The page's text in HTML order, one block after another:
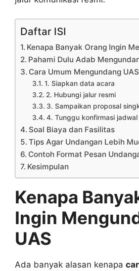
Daftar ISI
Kenapa Banyak Orang Ingin
Pahami Dulu Adab
Cara Umum Mengundang UAS
1. Siapkan data acara
2. Hubungi jalur resmi
3. Sampaikan proposal
4. Tunggu konfirmasi jadwal
Soal Biaya dan Fasilitas
Tips Agar Undangan Lebih
Contoh Format Pesan
Kesimpulan
Kenapa
Ingin
UAS
Ada banyak alasan kenapa